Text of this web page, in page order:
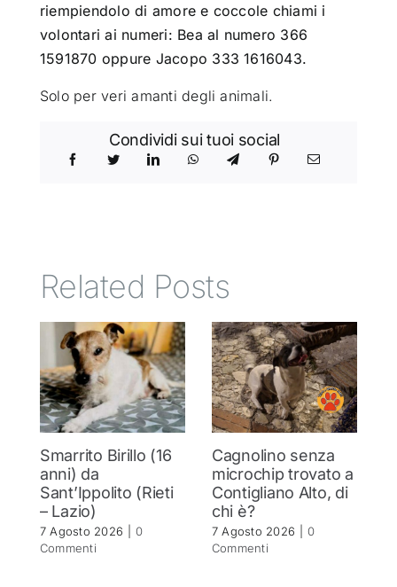
riempiendolo di amore e coccole chiami i
volontari ai numeri: Bea al numero 366
1591870 oppure Jacopo 333 1616043.
Solo per veri amanti degli animali.
Condividi sui tuoi social
Related Posts
Smarrito Birillo (16
anni) da
Sant’Ippolito (Rieti
– Lazio)
7 Agosto 2026
0
Commenti
Cagnolino senza
microchip trovato a
Contigliano Alto, di
chi è?
7 Agosto 2026
0
Commenti